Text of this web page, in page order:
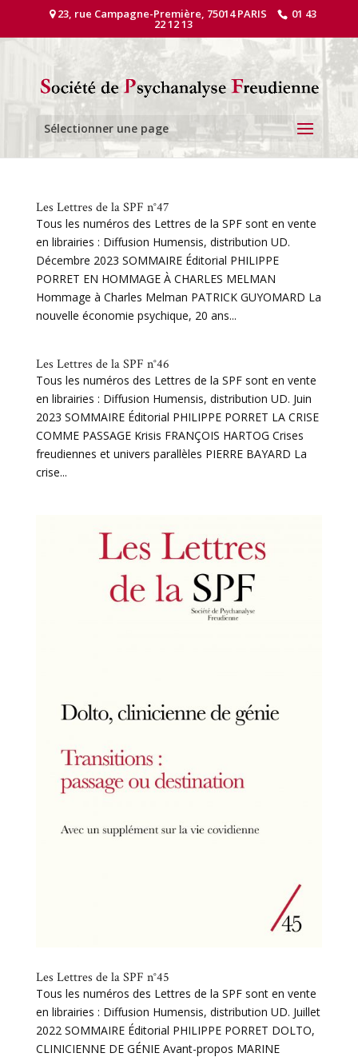
23, rue Campagne-Première, 75014 PARIS 01 43
22 12 13
Sélectionner une page
Les Lettres de la SPF n°47
Tous les numéros des Lettres de la SPF sont en vente
en librairies : Diffusion Humensis, distribution UD.
Décembre 2023 SOMMAIRE Éditorial PHILIPPE
PORRET EN HOMMAGE À CHARLES MELMAN
Hommage à Charles Melman PATRICK GUYOMARD La
nouvelle économie psychique, 20 ans...
Les Lettres de la SPF n°46
Tous les numéros des Lettres de la SPF sont en vente
en librairies : Diffusion Humensis, distribution UD. Juin
2023 SOMMAIRE Éditorial PHILIPPE PORRET LA CRISE
COMME PASSAGE Krisis FRANÇOIS HARTOG Crises
freudiennes et univers parallèles PIERRE BAYARD La
crise...
Les Lettres de la SPF n°45
Tous les numéros des Lettres de la SPF sont en vente
en librairies : Diffusion Humensis, distribution UD. Juillet
2022 SOMMAIRE Éditorial PHILIPPE PORRET DOLTO,
CLINICIENNE DE GÉNIE Avant-propos MARINE